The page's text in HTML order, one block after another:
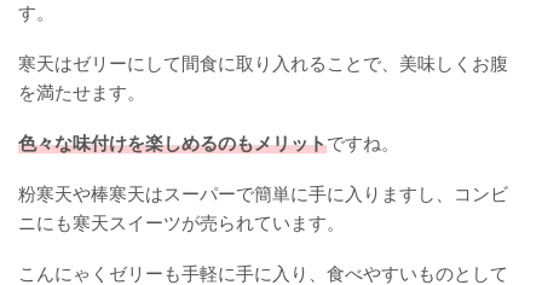
す。
寒天はゼリーにして間食に取り入れることで、美味しくお腹
を満たせます。
色々な味付けを楽しめるのもメリットですね。
粉寒天や棒寒天はスーパーで簡単に手に入りますし、コンビ
ニにも寒天スイーツが売られています。
こんにゃくゼリーも手軽に手に入り、食べやすいものとして